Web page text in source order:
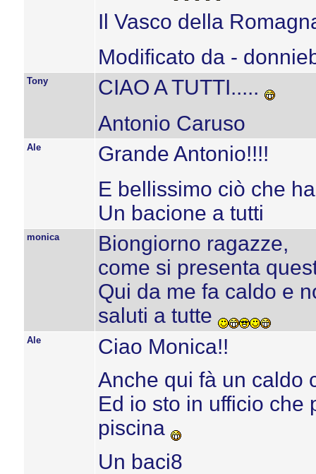
Il Vasco della
Modificato da -
Tony
CIAO A TUTTI.....
Antonio Caruso
Ale
Grande Antonio!!!!
E bellissimo ciò che
Un bacione a tutti
monica
Biongiorno ragazze,
come si presenta
Qui da me fa caldo e
saluti a tutte
Ale
Ciao Monica!!
Anche qui fà un caldo
Ed io sto in ufficio che
piscina
Un baci8